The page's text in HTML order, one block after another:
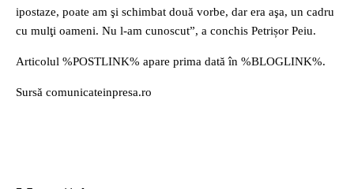
ipostaze, poate am şi schimbat două vorbe, dar era aşa, un cadru
cu mulţi oameni. Nu l-am cunoscut”, a conchis Petrișor Peiu.
Articolul %POSTLINK% apare prima dată în %BLOGLINK%.
Sursă comunicateinpresa.ro